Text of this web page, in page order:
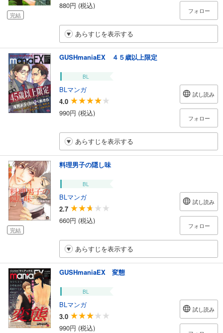
完結
880円 (税込)
フォロー
あらすじを表示する
GUSHmaniaEX ４５歳以上限定
BL
BLマンガ
4.0
990円 (税込)
試し読み
フォロー
あらすじを表示する
完結
料理男子の隠し味
BL
BLマンガ
2.7
660円 (税込)
試し読み
フォロー
あらすじを表示する
GUSHmaniaEX 変態
BL
BLマンガ
3.0
990円 (税込)
試し読み